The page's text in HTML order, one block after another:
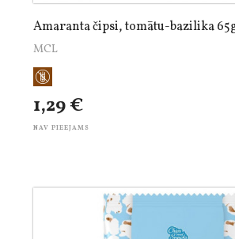
Amaranta čipsi, tomātu-bazilika
MCL
1,29 €
NAV PIEEJAMS